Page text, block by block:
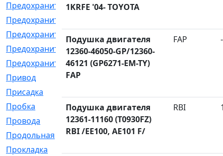
Предохранитель
[32]
Предохранитель_б
Предохранитель_м
Предохранитель_фл.[13]
Предохранительная
[2]
Привод
Присадка
Пробка
[1]
Провода
[231]
Продольная
[1]
Прокладка
1KRFE '04- TOYOTA
Подушка двигателя
12360-46050-GP/12360-
46121 (GP6271-EM-TY)
FAP
FAP -
Подушка двигателя
12361-11160 (T0930FZ)
RBI /EE100, AE101 F/
RBI